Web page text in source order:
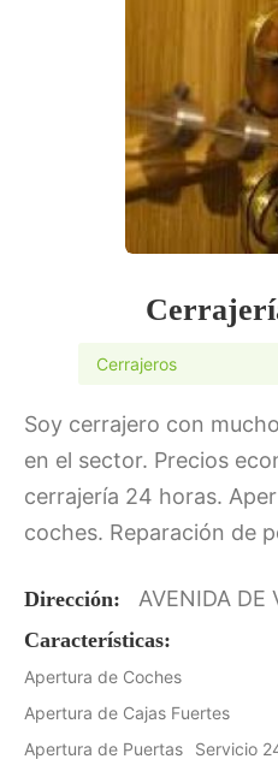
Cerrajeros
Soy cerrajero con
en el sector. Precios
cerrajería 24 horas.
coches. Reparación de
Cambios de cerraduras
Dirección: AVENIDA DE
Características:
Apertura de Coches
Apertura de Cajas Fuertes
Apertura de Puertas
Servicio